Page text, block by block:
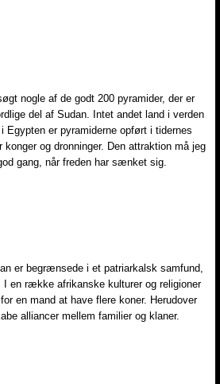
nogle af de godt 200 pyramider, der er
del af Sudan. Intet andet land i verden
Egypten er pyramiderne opført i tidernes
og dronninger. Den attraktion må jeg
gang, når freden har sænket sig.
er begrænsede i et patriarkalsk samfund,
I en række afrikanske kulturer og religioner
en mand at have flere koner. Herudover
alliancer mellem familier og klaner.